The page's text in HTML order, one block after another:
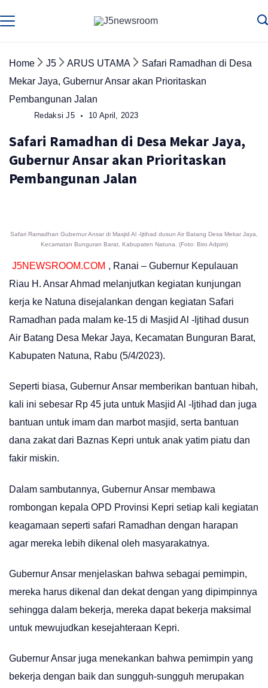
to
Home J5 ARUS UTAMA
Safari Ramadhan di Desa
Mekar Jaya, Gubernur Ansar akan Prioritaskan
Pembangunan Jalan
Redaksi J5 10 April, 2023
Safari Ramadhan di Desa Mekar Jaya,
Gubernur Ansar akan Prioritaskan
Pembangunan Jalan
Safari Ramadhan Gubernur Ansar di Masjid Al -Ijtihad dusun Air Batang Desa Mekar Jaya,
Kecamatan Bunguran Barat, Kabupaten Natuna. (Foto: Biro Adpim)
J5NEWSROOM.COM , Ranai – Gubernur Kepulauan
Riau H. Ansar Ahmad melanjutkan kegiatan kunjungan
kerja ke Natuna disejalankan dengan kegiatan Safari
Ramadhan pada malam ke-15 di Masjid Al -Ijtihad dusun
Air Batang Desa Mekar Jaya, Kecamatan Bunguran Barat,
Kabupaten Natuna, Rabu (5/4/2023).
Seperti biasa, Gubernur Ansar memberikan bantuan hibah,
kali ini sebesar Rp 45 juta untuk Masjid Al -Ijtihad dan juga
bantuan untuk imam dan marbot masjid, serta bantuan
dana zakat dari Baznas Kepri untuk anak yatim piatu dan
fakir miskin.
Dalam sambutannya, Gubernur Ansar membawa
rombongan kepala OPD Provinsi Kepri setiap kali kegiatan
keagamaan seperti safari Ramadhan dengan harapan
agar mereka lebih dikenal oleh masyarakatnya.
Gubernur Ansar menjelaskan bahwa sebagai pemimpin,
mereka harus dikenal dan dekat dengan yang dipimpinnya
sehingga dalam bekerja, mereka dapat bekerja maksimal
untuk mewujudkan kesejahteraan Kepri.
Gubernur Ansar juga menekankan bahwa pemimpin yang
bekerja dengan baik dan sungguh-sungguh merupakan